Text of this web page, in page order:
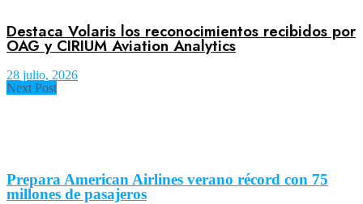
Destaca Volaris los reconocimientos recibidos por
OAG y CIRIUM Aviation Analytics
28 julio, 2026
Next Post
Prepara American Airlines verano récord con 75
millones de pasajeros